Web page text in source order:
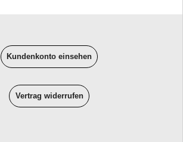
Kundenkonto einsehen
Vertrag widerrufen